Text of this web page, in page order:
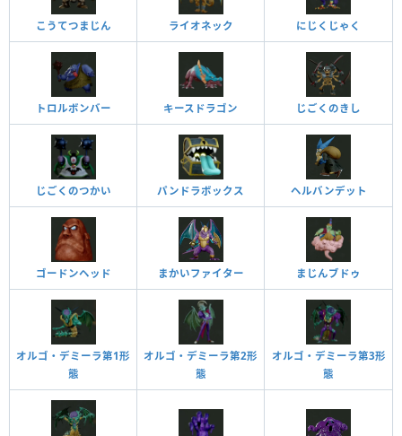
こうてつまじん ライオネック にじくじゃく
トロルボンバー キースドラゴン じごくのきし
じごくのつかい パンドラボックス ヘルバンデット
ゴードンヘッド まかいファイター まじんブドゥ
オルゴ・デミーラ第1形
態
オルゴ・デミーラ第2形
態
オルゴ・デミーラ第3形
態